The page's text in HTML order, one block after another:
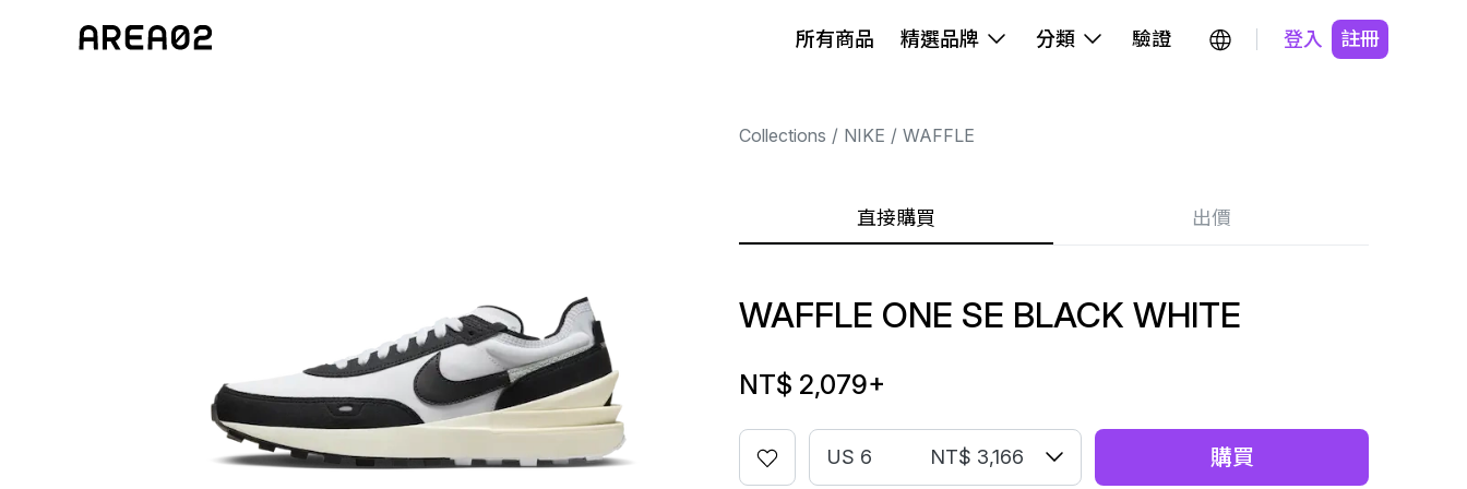
所有商品 精選品牌 分類 驗證 登入 註冊
Collections NIKE WAFFLE
直接購買 出價
WAFFLE ONE SE BLACK WHITE
NT$ 2,079+
US 6 NT$ 3,166 購買